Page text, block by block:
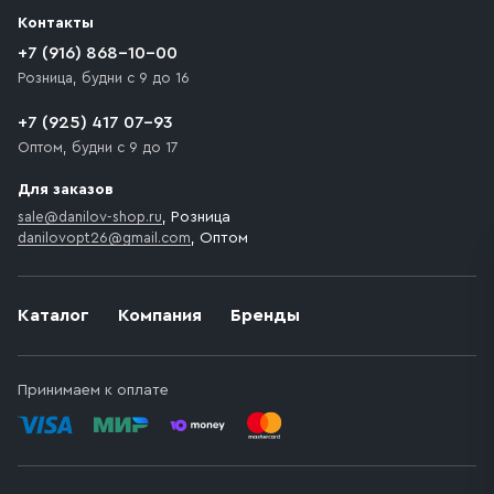
движения. Если на территории места назначения
доставки предусмотрен платный въезд, то Покупателю
необходимо компенсировать стоимость въезда
Каталог Компания Бренды
Принимаем к оплате
Контакты
+7 (916) 868-10-00
Розница, будни с 9 до 16
+7 (925) 417 07-93
Оптом, будни с 9 до 17
Для заказов
sale@danilov-shop.ru, Розница
danilovopt26@gmail.com, Оптом